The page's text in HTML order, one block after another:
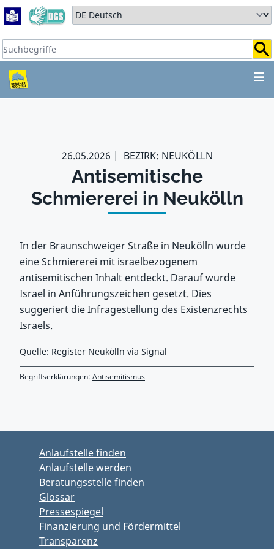
Zum Hauptbereich springen
Zum Hauptmenü springen
Sprache auswählen:
Suchbegriffe:
☰
ZUM HAUPTBEREICH
26.05.2026 BEZIRK: NEUKÖLLN
Antisemitische
Schmiererei in Neukölln
In der Braunschweiger Straße in Neukölln wurde
eine Schmiererei mit israelbezogenem
antisemitischen Inhalt entdeckt. Darauf wurde
Israel in Anführungszeichen gesetzt. Dies
suggeriert die Infragestellung des Existenzrechts
Israels.
Quelle: Register Neukölln via Signal
Begriffserklärungen: Antisemitismus
Anlaufstelle finden
Anlaufstelle werden
Beratungsstelle finden
Glossar
Pressespiegel
Finanzierung und Fördermittel
Transparenz